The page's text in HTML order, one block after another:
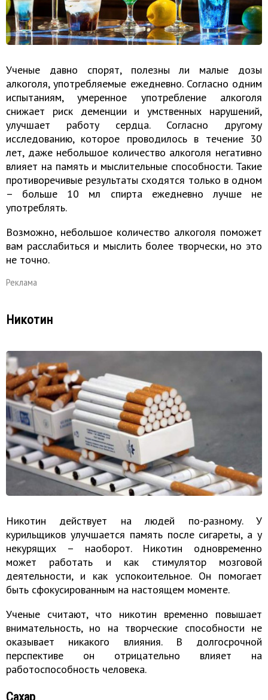
Ученые давно спорят, полезны ли малые дозы
алкоголя, употребляемые ежедневно. Согласно одним
испытаниям, умеренное употребление алкоголя
снижает риск деменции и умственных нарушений,
улучшает работу сердца. Согласно другому
исследованию, которое проводилось в течение 30
лет, даже небольшое количество алкоголя негативно
влияет на память и мыслительные способности. Такие
противоречивые результаты сходятся только в одном
– больше 10 мл спирта ежедневно лучше не
употреблять.
Возможно, небольшое количество алкоголя поможет
вам расслабиться и мыслить более творчески, но это
не точно.
Реклама
Никотин
Никотин действует на людей по-разному. У
курильщиков улучшается память после сигареты, а у
некурящих – наоборот. Никотин одновременно
может работать и как стимулятор мозговой
деятельности, и как успокоительное. Он помогает
быть сфокусированным на настоящем моменте.
Ученые считают, что никотин временно повышает
внимательность, но на творческие способности не
оказывает никакого влияния. В долгосрочной
перспективе он отрицательно влияет на
работоспособность человека.
Сахар